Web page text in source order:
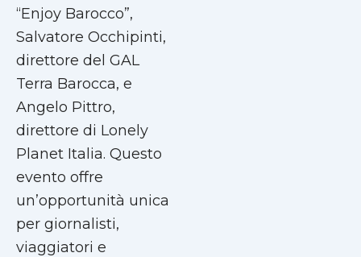
“Enjoy Barocco”,
Salvatore Occhipinti,
direttore del GAL
Terra Barocca, e
Angelo Pittro,
direttore di Lonely
Planet Italia. Questo
evento offre
un’opportunità unica
per giornalisti,
viaggiatori e